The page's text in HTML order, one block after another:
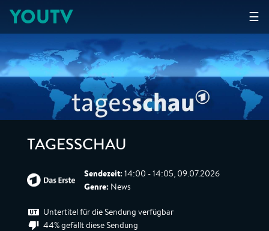
☰
YOUTV
TAGESSCHAU
Sendezeit: 14:00 - 14:05, 09.07.2026
Genre: News
Untertitel für die Sendung verfügbar
44% gefällt diese Sendung